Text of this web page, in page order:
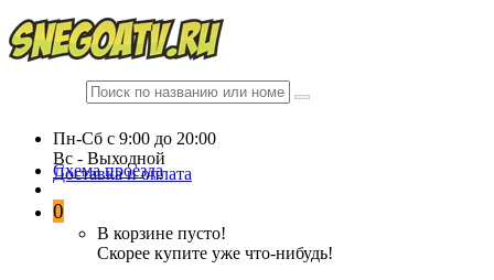
Пн-Сб c 9:00 до 20:00
Вc - Выходной
Схема проезда
Доставка и оплата
0
В корзине пусто!
Скорее купите уже что-нибудь!